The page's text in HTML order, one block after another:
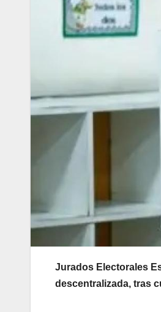
Jurados Electorales
descentralizada, tras